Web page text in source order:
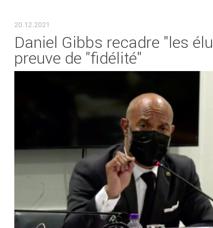
20.12.2021
Daniel Gibbs recadre "les
preuve de "fidélité"